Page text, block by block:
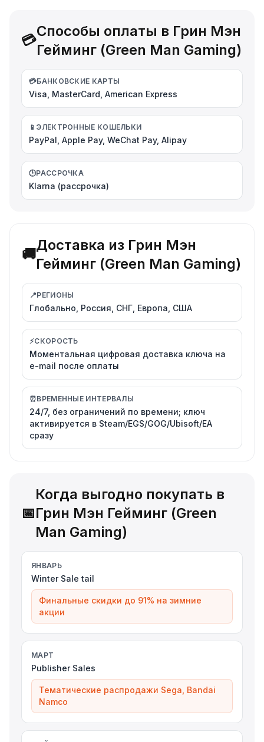
💳
Способы оплаты в Грин Мэн
Гейминг (Green Man Gaming)
💳БАНКОВСКИЕ КАРТЫ
Visa, MasterCard, American Express
📱 ЭЛЕКТРОННЫЕ КОШЕЛЬКИ
PayPal, Apple Pay, WeChat Pay, Alipay
🕒РАССРОЧКА
Klarna (рассрочка)
🚚
Доставка из Грин Мэн
Гейминг (Green Man Gaming)
📍РЕГИОНЫ
Глобально, Россия, СНГ, Европа, США
⚡СКОРОСТЬ
Моментальная цифровая доставка ключа на
e-mail после оплаты
⏰ВРЕМЕННЫЕ ИНТЕРВАЛЫ
24/7, без ограничений по времени; ключ
активируется в Steam/EGS/GOG/Ubisoft/EA
сразу
📅
Когда выгодно покупать в
Грин Мэн Гейминг (Green
Man Gaming)
ЯНВАРЬ
Winter Sale tail
Финальные скидки до 91% на зимние
акции
МАРТ
Publisher Sales
Тематические распродажи Sega, Bandai
Namco